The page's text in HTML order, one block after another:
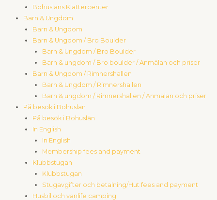
Bohusläns Klättercenter
Barn & Ungdom
Barn & Ungdom
Barn & Ungdom / Bro Boulder
Barn & Ungdom / Bro Boulder
Barn & ungdom / Bro boulder / Anmälan och priser
Barn & Ungdom / Rimnershallen
Barn & Ungdom / Rimnershallen
Barn & ungdom / Rimnershallen / Anmälan och priser
På besök i Bohuslän
På besök i Bohuslän
In English
In English
Membership fees and payment
Klubbstugan
Klubbstugan
Stugavgifter och betalning/Hut fees and payment
Husbil och vanlife camping